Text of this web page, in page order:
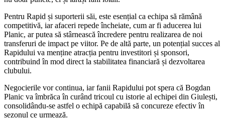
Pentru Rapid și suporterii săi, este esențial ca echipa să rămână
competitivă, iar afaceri repede încheiate, cum ar fi aducerea lui
Planic, ar putea să stârnească încredere pentru realizarea de noi
transferuri de impact pe viitor. Pe de altă parte, un potențial succes al
Rapidului va menține atracția pentru investitori și sponsori,
contribuind în mod direct la stabilitatea financiară și dezvoltarea
clubului.
Negocierile vor continua, iar fanii Rapidului pot spera că Bogdan
Planic va îmbrăca în curând tricoul cu istorie al echipei din Giulești,
consolidându-se astfel o echipă capabilă să concureze efectiv în
sezonul ce urmează.